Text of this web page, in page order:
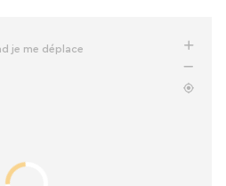
je me déplace